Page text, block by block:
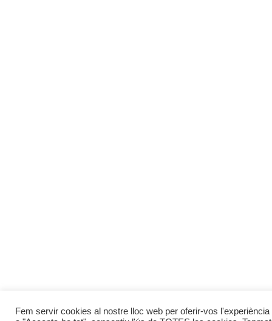
Fem servir cookies al nostre lloc web per oferir-vos